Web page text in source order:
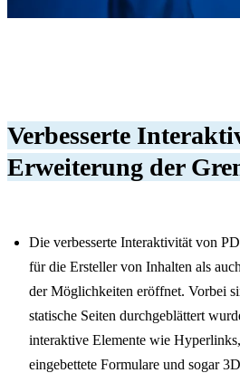
Verbesserte
Erweiterung der
Die verbesserte Interaktivität von
für die Ersteller von Inhalten als
der Möglichkeiten eröffnet. Vorbei
statische Seiten durchgeblättert
interaktive Elemente wie
eingebettete Formulare und sogar